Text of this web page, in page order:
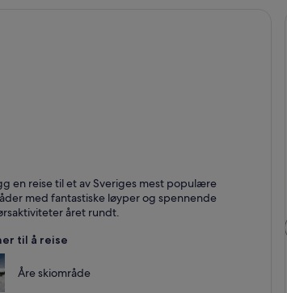
Ski, Svømming og Innsjøer
en reise til et av Sveriges mest populære
med fantastiske løyper og spennende
året rundt.
til å reise
Åre skiområde